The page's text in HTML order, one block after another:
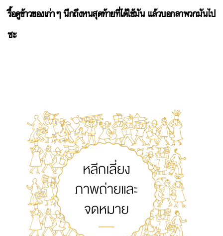
รื้อดูข้าวของเก่าๆ นึกถึงหนสุดท้ายที่ได้ใช้มัน แล้วบอกลาพวกมันไป
ซะ